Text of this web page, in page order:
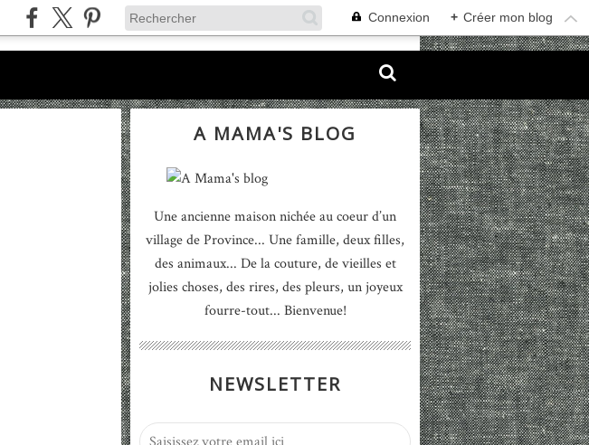
Connexion + Créer mon blog
A MAMA'S BLOG
Une ancienne maison nichée au coeur d’un
village de Province... Une famille, deux filles,
des animaux... De la couture, de vieilles et
jolies choses, des rires, des pleurs, un joyeux
fourre-tout... Bienvenue!
NEWSLETTER